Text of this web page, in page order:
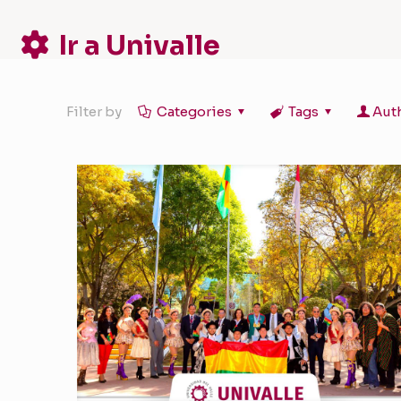
Ir a Univalle
Filter by Categories Tags